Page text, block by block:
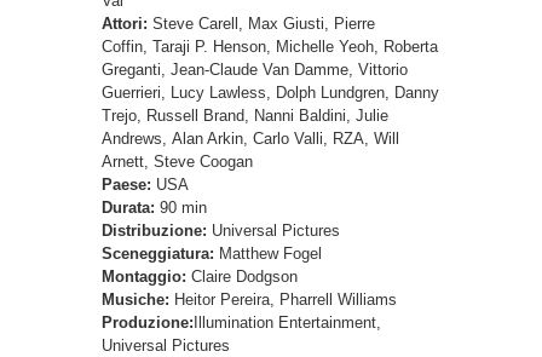
Attori: Steve Carell, Max Giusti, Pierre
Coffin, Taraji P. Henson, Michelle Yeoh, Roberta
Greganti, Jean-Claude Van Damme, Vittorio
Guerrieri, Lucy Lawless, Dolph Lundgren, Danny
Trejo, Russell Brand, Nanni Baldini, Julie
Andrews, Alan Arkin, Carlo Valli, RZA, Will
Arnett, Steve Coogan
Paese: USA
Durata: 90 min
Distribuzione: Universal Pictures
Sceneggiatura: Matthew Fogel
Montaggio: Claire Dodgson
Musiche: Heitor Pereira, Pharrell Williams
Produzione: Illumination Entertainment,
Universal Pictures